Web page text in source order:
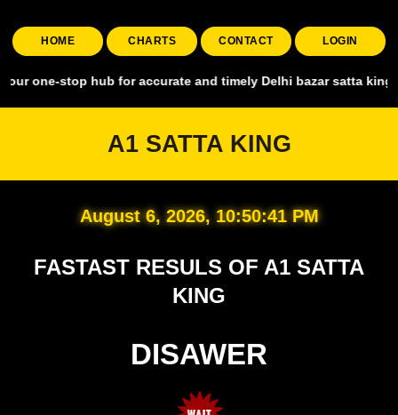
HOME CHARTS CONTACT LOGIN
hub for accurate and timely Delhi bazar satta king,
A1 SATTA KING
August 6, 2026, 10:50:42 PM
FASTAST RESULS OF A1 SATTA
KING
DISAWER